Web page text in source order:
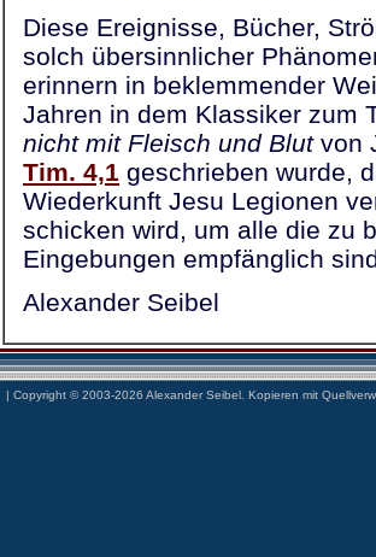
Diese Ereignisse, Bücher,
solch übersinnlicher
erinnern in beklemmender
Jahren in dem Klassiker zum
nicht mit Fleisch und Blutvon
Tim. 4,1 geschrieben wurde,
Wiederkunft Jesu Legionen
schicken wird, um alle die zu
Eingebungen empfänglich
Alexander Seibel
| Copyright © 2003-2026 Alexander Seibel. Kopieren mit